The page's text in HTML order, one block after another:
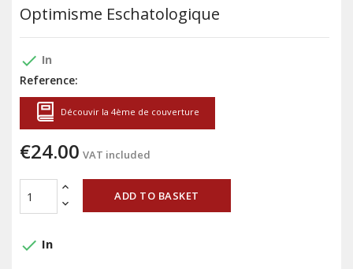
Optimisme Eschatologique
done In
Reference:
Découvir la 4ème de couverture
€24.00 VAT included
ADD TO BASKET
done In